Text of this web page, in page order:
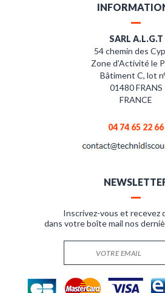
SARL A.L.G.T
54 chemin des
Zone d’Activité le
Bâtiment C, lot
01480 FRANS
FRANCE
04 74 65 22 66
Inscrivez-vous et recevez
dans votre boîte mail nos